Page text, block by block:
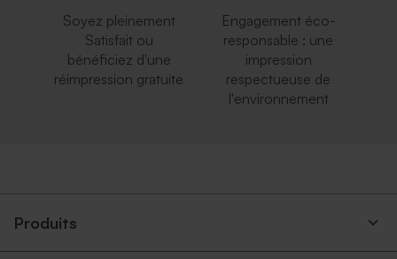
Soyez pleinement
Satisfait ou
bénéficiez d'une
réimpression gratuite
Engagement éco-
responsable : une
impression
respectueuse de
l'environnement
Produits